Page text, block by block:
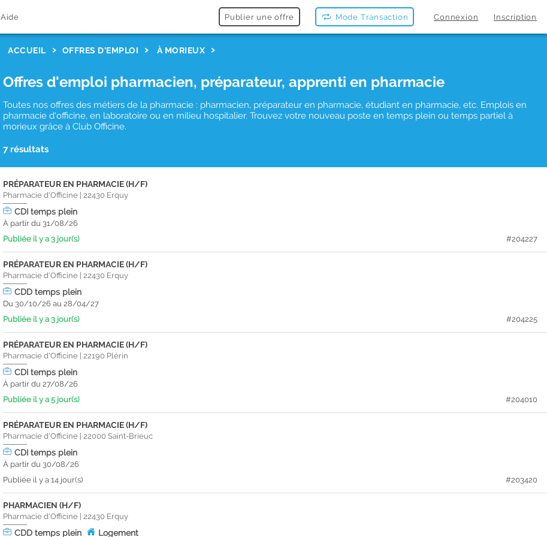
Aide Publier une offre Mode Transaction Connexion Inscription
ACCUEIL OFFRES D'EMPLOI À MORIEUX
Offres d'emploi pharmacien, préparateur, apprenti en pharmacie
Toutes nos offres des métiers de la pharmacie : pharmacien, préparateur en pharmacie, étudiant en pharmacie, etc. Emplois en
pharmacie d'officine, en laboratoire ou en milieu hospitalier. Trouvez votre nouveau poste en temps plein ou temps partiel à
morieux grâce à Club Officine.
7 résultats
PRÉPARATEUR EN PHARMACIE (H/F)
Pharmacie d'Officine |22430 Erquy
CDItemps plein
À partir du 31/08/26
Publiée il y a 3 jour(s)
#204227
PRÉPARATEUR EN PHARMACIE (H/F)
Pharmacie d'Officine |22430 Erquy
CDDtemps plein
Du 30/10/26 au 28/04/27
Publiée il y a 3 jour(s)
#204225
PRÉPARATEUR EN PHARMACIE (H/F)
Pharmacie d'Officine |22190 Plérin
CDItemps plein
À partir du 27/08/26
Publiée il y a 5 jour(s)
#204010
PRÉPARATEUR EN PHARMACIE (H/F)
Pharmacie d'Officine |22000Saint-Brieuc
CDItemps plein
À partir du 30/08/26
Publiée il y a 14 jour(s)
#203420
PHARMACIEN (H/F)
Pharmacie d'Officine |22430 Erquy
CDDtemps plein Logement